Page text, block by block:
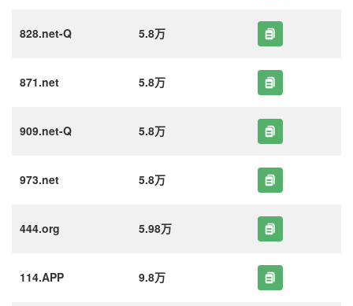
828.net-Q 5.8万
871.net 5.8万
909.net-Q 5.8万
973.net 5.8万
444.org 5.98万
114.APP 9.8万